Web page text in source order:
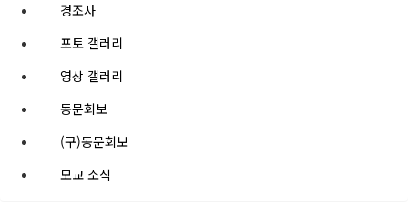
경조사
포토 갤러리
영상 갤러리
동문회보
(구)동문회보
모교 소식